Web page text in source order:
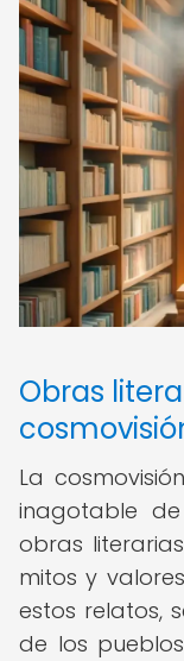
Obras
La
inagotable
obras
mitos y
estos relatos,
de los